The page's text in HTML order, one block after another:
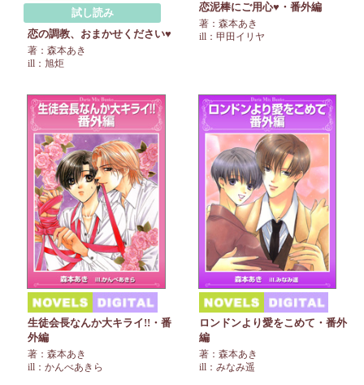
試し読み
恋の調教、おまかせください♥
著：森本あき
ill：旭炬
恋泥棒にご用心♥・番外編
著：森本あき
ill：甲田イリヤ
生徒会長なんか大キライ!!・番
外編
著：森本あき
ill：かんべあきら
ロンドンより愛をこめて・番外
編
著：森本あき
ill：みなみ遥